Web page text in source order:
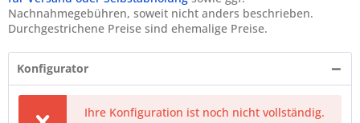
Nachnahmegebühren, soweit nicht anders beschrieben.
Durchgestrichene Preise sind ehemalige Preise.
Konfigurator
Ihre Konfiguration ist noch nicht vollständig.